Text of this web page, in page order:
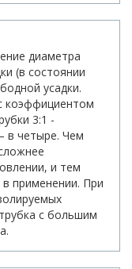
диаметра
(в состоянии
усадки.
коэффициентом
3:1 -
в четыре. Чем
и тем
применении. При
с большим